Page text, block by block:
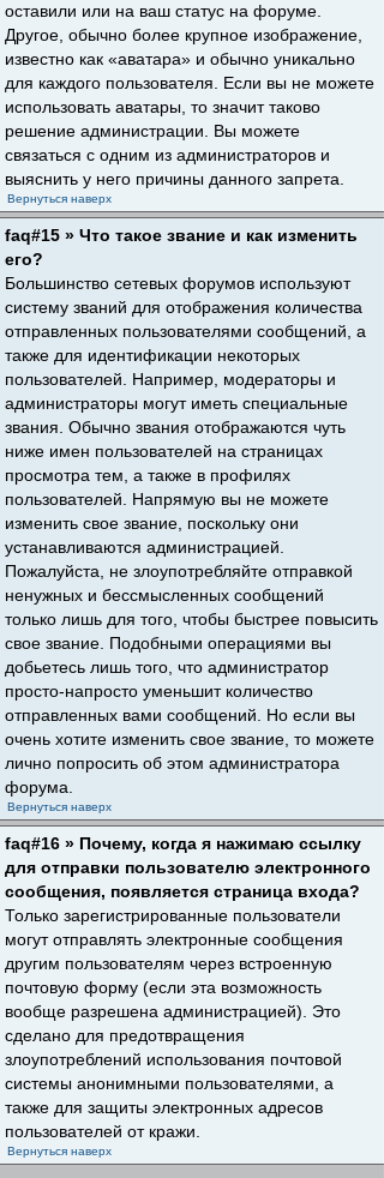
оставили или на ваш статус на форуме.
Другое, обычно более крупное изображение,
известно как «аватара» и обычно уникально
для каждого пользователя. Если вы не можете
использовать аватары, то значит таково
решение администрации. Вы можете
связаться с одним из администраторов и
выяснить у него причины данного запрета.
Вернуться наверх
faq#15 » Что такое звание и как изменить
его?
Большинство сетевых форумов используют
систему званий для отображения количества
отправленных пользователями сообщений, а
также для идентификации некоторых
пользователей. Например, модераторы и
администраторы могут иметь специальные
звания. Обычно звания отображаются чуть
ниже имен пользователей на страницах
просмотра тем, а также в профилях
пользователей. Напрямую вы не можете
изменить свое звание, поскольку они
устанавливаются администрацией.
Пожалуйста, не злоупотребляйте отправкой
ненужных и бессмысленных сообщений
только лишь для того, чтобы быстрее повысить
свое звание. Подобными операциями вы
добьетесь лишь того, что администратор
просто-напросто уменьшит количество
отправленных вами сообщений. Но если вы
очень хотите изменить свое звание, то можете
лично попросить об этом администратора
форума.
Вернуться наверх
faq#16 » Почему, когда я нажимаю ссылку
для отправки пользователю электронного
сообщения, появляется страница входа?
Только зарегистрированные пользователи
могут отправлять электронные сообщения
другим пользователям через встроенную
почтовую форму (если эта возможность
вообще разрешена администрацией). Это
сделано для предотвращения
злоупотреблений использования почтовой
системы анонимными пользователями, а
также для защиты электронных адресов
пользователей от кражи.
Вернуться наверх